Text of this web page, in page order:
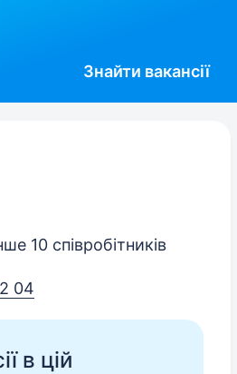
Знайти вакансії
10 співробітників
04
в цій